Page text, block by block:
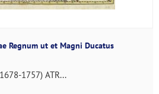
Regnum ut et Magni Ducatus
1757) ATR...